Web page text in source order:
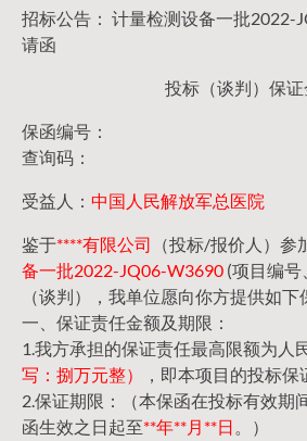
招标公告： 计量检测设备一批2022-
请函
投标（谈判）保证
保函编号：
查询码：
受益人： 中国人民解放军总医院
鉴于****有限公司 （投标/报价人）参
备一批2022-JQ06-W3690 (项目编
（谈判），我单位愿向你方提供如下
一、保证责任金额及期限：
1.我方承担的保证责任最高限额为人
写：捌万元整）
，即本项目的投标保
2.保证期限：（本保函在投标有效期
函生效之日起至**年**月**日 。）